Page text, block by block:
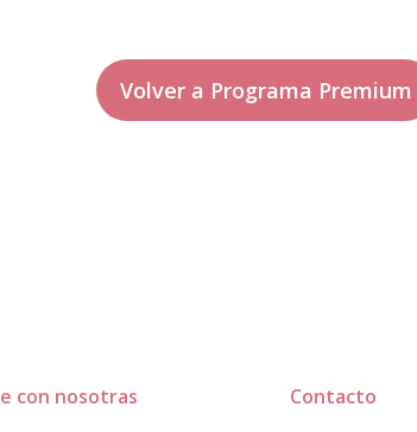
Volver a Programa Premium
con nosotras Contacto